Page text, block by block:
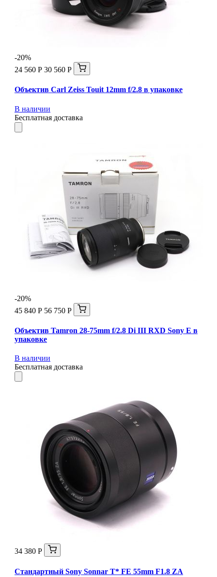
-20%
24 560 Р 30 560 Р
Объектив Carl Zeiss Touit 12mm f/2.8 в упаковке
В наличии
Бесплатная доставка
-20%
45 840 Р 56 750 Р
Объектив Tamron 28-75mm f/2.8 Di III RXD Sony E в
упаковке
В наличии
Бесплатная доставка
34 380 Р
Стандартный Sony Sonnar T* FE 55mm F1.8 ZA